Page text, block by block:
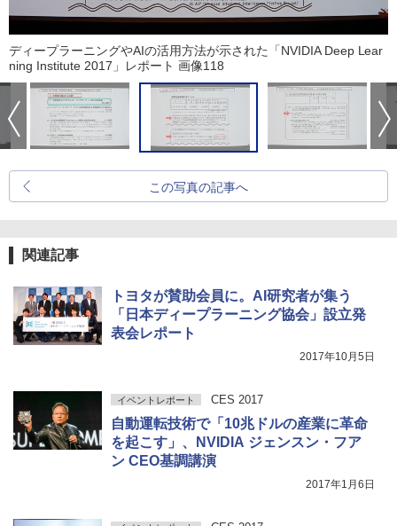
ディープラーニングやAIの活用方法が示された「NVIDIA Deep Lear
ning Institute 2017」レポート 画像118
この写真の記事へ
関連記事
トヨタが賛助会員に。AI研究者が集う
「日本ディープラーニング協会」設立発
表会レポート
2017年10月5日
イベントレポート CES 2017
自動運転技術で「10兆ドルの産業に革命
を起こす」、NVIDIA ジェンスン・フア
ン CEO基調講演
2017年1月6日